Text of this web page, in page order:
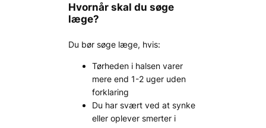
Hvornår skal du søge
læge?
Du bør søge læge, hvis:
Tørheden i halsen varer
mere end 1-2 uger uden
forklaring
Du har svært ved at synke
eller oplever smerter i